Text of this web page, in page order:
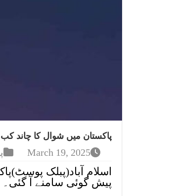
پاکستان میں شوال کا چاند
March 19, 2025
اسلام آباد(پبلک
پیش گوئی سامنے آ گئی۔